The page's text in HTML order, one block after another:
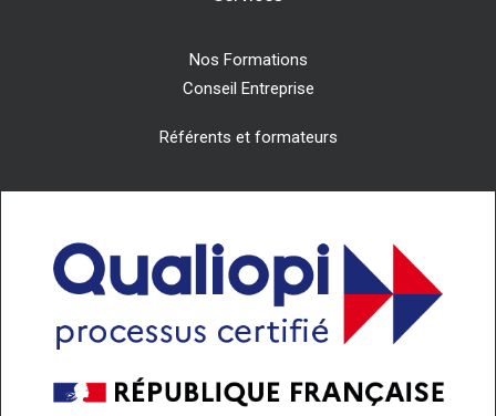
Nos Formations
Conseil Entreprise
Référents et formateurs